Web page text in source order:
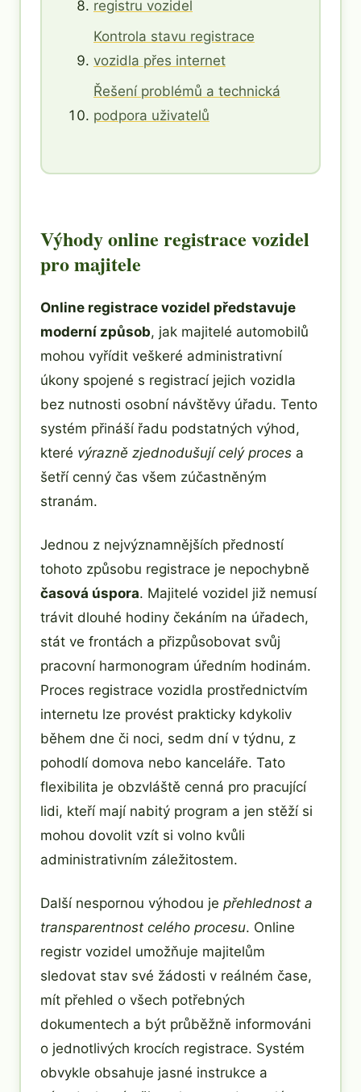
registru vozidel
Kontrola stavu registrace
vozidla přes internet
Řešení problémů a technická
podpora uživatelů
Výhody online registrace vozidel
pro majitele
Online registrace vozidel představuje
moderní způsob, jak majitelé automobilů
mohou vyřídit veškeré administrativní
úkony spojené s registrací jejich vozidla
bez nutnosti osobní návštěvy úřadu. Tento
systém přináší řadu podstatných výhod,
které výrazně zjednodušují celý proces a
šetří cenný čas všem zúčastněným
stranám.
Jednou z nejvýznamnějších předností
tohoto způsobu registrace je nepochybně
časová úspora. Majitelé vozidel již nemusí
trávit dlouhé hodiny čekáním na úřadech,
stát ve frontách a přizpůsobovat svůj
pracovní harmonogram úředním hodinám.
Proces registrace vozidla prostřednictvím
internetu lze provést prakticky kdykoliv
během dne či noci, sedm dní v týdnu, z
pohodlí domova nebo kanceláře. Tato
flexibilita je obzvláště cenná pro pracující
lidi, kteří mají nabitý program a jen stěží si
mohou dovolit vzít si volno kvůli
administrativním záležitostem.
Další nespornou výhodou je přehlednost a
transparentnost celého procesu. Online
registr vozidel umožňuje majitelům
sledovat stav své žádosti v reálném čase,
mít přehled o všech potřebných
dokumentech a být průběžně informováni
o jednotlivých krocích registrace. Systém
obvykle obsahuje jasné instrukce a